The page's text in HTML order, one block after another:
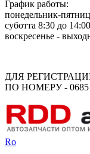
График работы:
понедельник-
суботта 8:30 до 14:00
воскресенье -
ДЛЯ
ПО НОМЕРУ - 0685
Ro